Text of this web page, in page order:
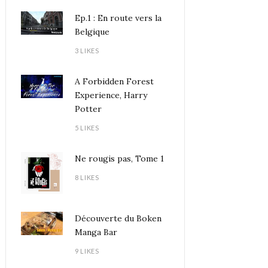
Ep.1 : En route vers la
Belgique
3 LIKES
A Forbidden Forest
Experience, Harry
Potter
5 LIKES
Ne rougis pas, Tome 1
8 LIKES
Découverte du Boken
Manga Bar
9 LIKES